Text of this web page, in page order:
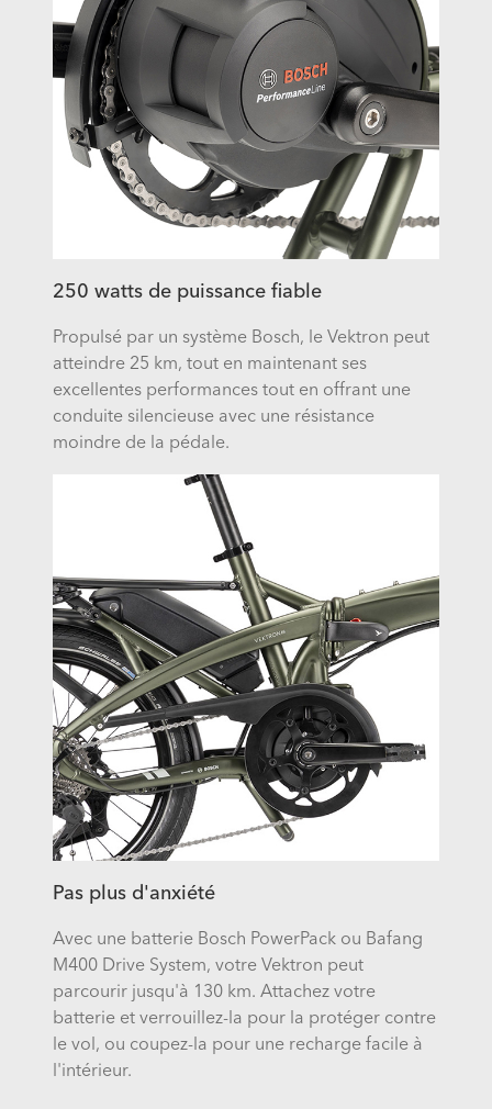
250 watts de puissance fiable
Propulsé par un système Bosch, le Vektron peut
atteindre 25 km, tout en maintenant ses
excellentes performances tout en offrant une
conduite silencieuse avec une résistance
moindre de la pédale.
Pas plus d'anxiété
Avec une batterie Bosch PowerPack ou Bafang
M400 Drive System, votre Vektron peut
parcourir jusqu'à 130 km. Attachez votre
batterie et verrouillez-la pour la protéger contre
le vol, ou coupez-la pour une recharge facile à
l'intérieur.